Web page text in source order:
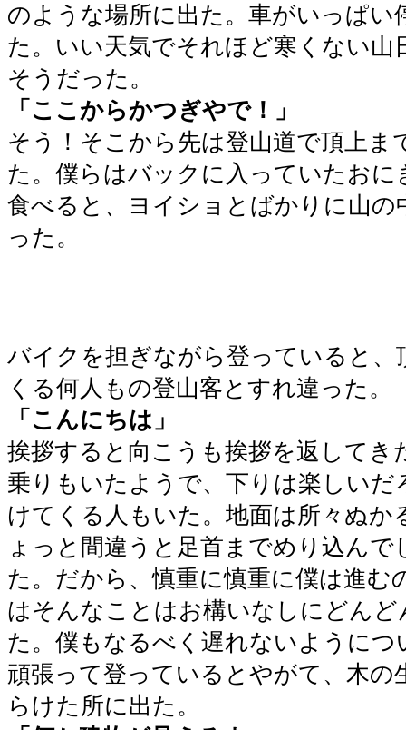
のような場所に出た。車がいっぱい
た。いい天気でそれほど寒くない山
そうだった。
「ここからかつぎやで！」
そう！そこから先は登山道で頂上ま
た。僕らはバックに入っていたおに
食べると、ヨイショとばかりに山の
った。
バイクを担ぎながら登っていると、
くる何人もの登山客とすれ違った。
「こんにちは」
挨拶すると向こうも挨拶を返してき
乗りもいたようで、下りは楽しいだ
けてくる人もいた。地面は所々ぬか
ょっと間違うと足首までめり込んで
た。だから、慎重に慎重に僕は進む
はそんなことはお構いなしにどんど
た。僕もなるべく遅れないようにつ
頑張って登っているとやがて、木の
らけた所に出た。